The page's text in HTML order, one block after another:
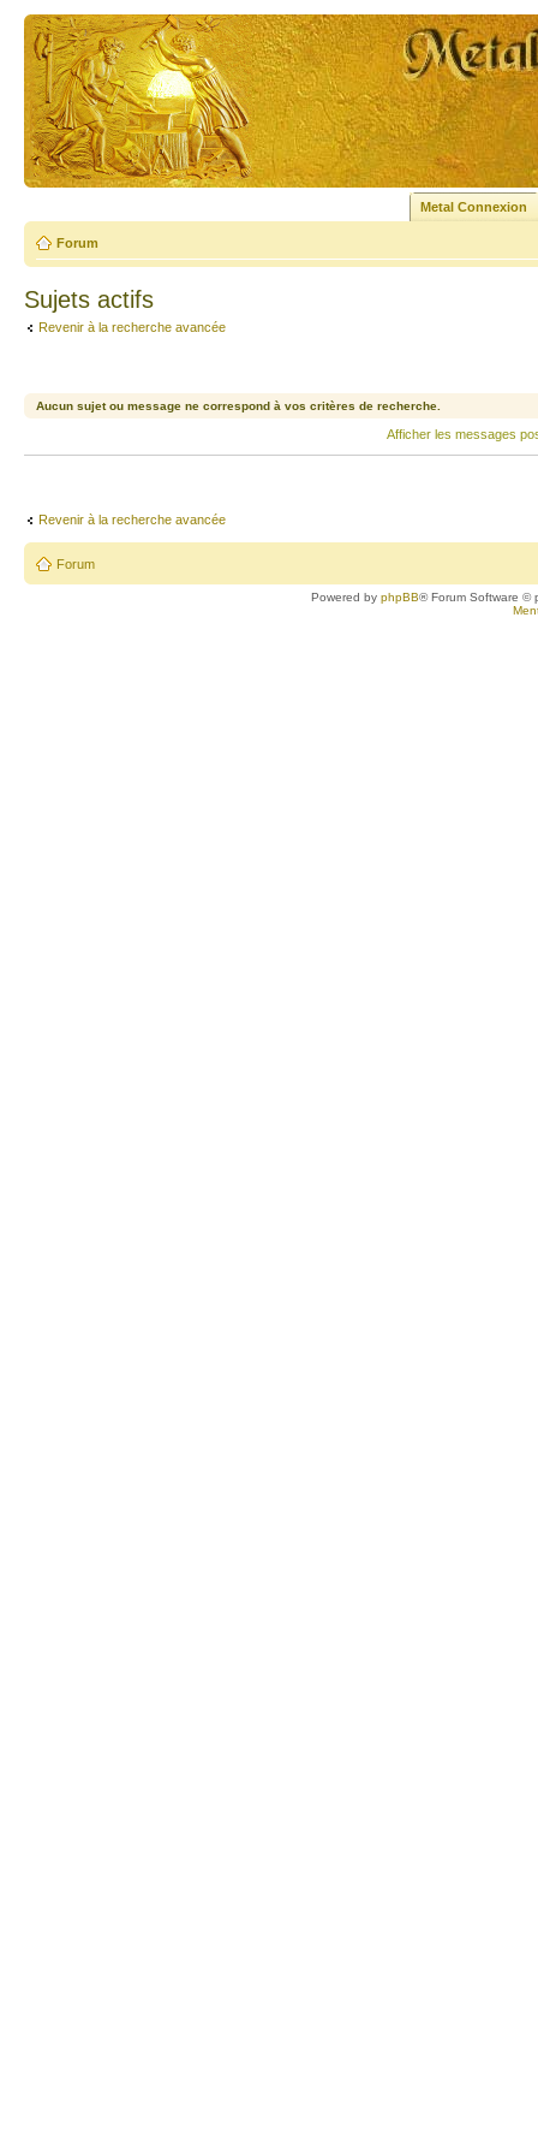
Metal Connexion
Forum
Sujets actifs
Revenir à la recherche avancée
Aucun sujet ou message ne correspond à vos critères de recherche.
Afficher les messages
Revenir à la recherche avancée
Forum
Powered byphpBB® Forum Software ©